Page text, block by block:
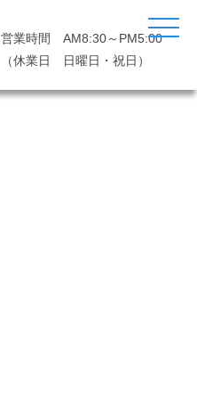
営業時間 AM8:30～PM5:00
（休業日 日曜日・祝日）